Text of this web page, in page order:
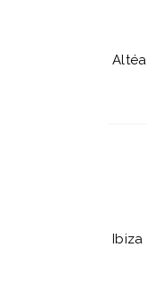
Altéa
Ibiza